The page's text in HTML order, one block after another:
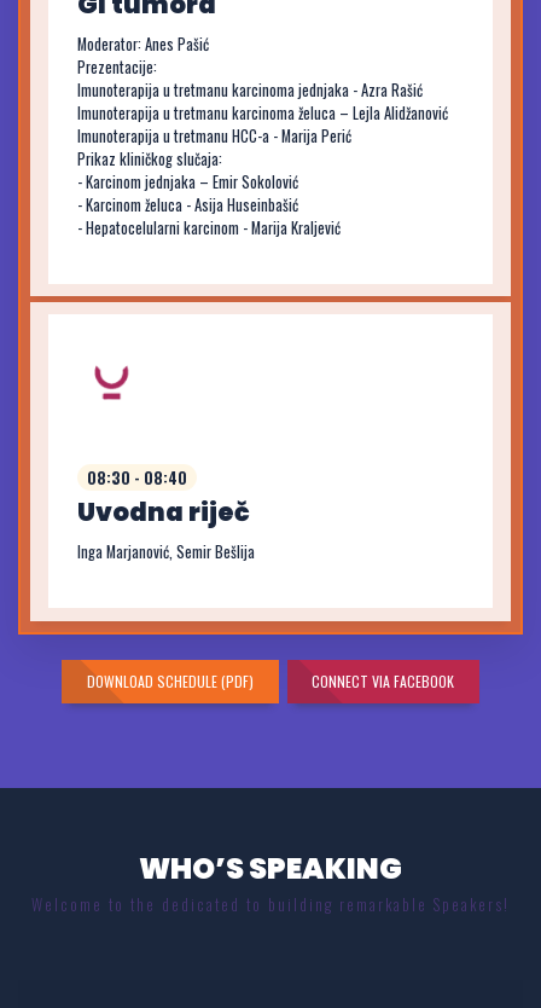
Moderator: Anes Pašić
Prezentacije:
Imunoterapija u tretmanu karcinoma jednjaka - Azra Rašić
Imunoterapija u tretmanu karcinoma želuca – Lejla Alidžanović
Imunoterapija u tretmanu HCC-a - Marija Perić
Prikaz kliničkog slučaja:
- Karcinom jednjaka – Emir Sokolović
- Karcinom želuca - Asija Huseinbašić
- Hepatocelularni karcinom - Marija Kraljević
08:30 - 08:40
Uvodna riječ
Inga Marjanović, Semir Bešlija
DOWNLOAD SCHEDULE (PDF) CONNECT VIA FACEBOOK
WHO’S SPEAKING
Welcome to the dedicated to building remarkable Speakers!